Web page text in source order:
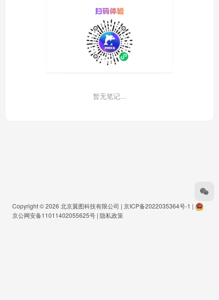
暂无笔记...
Copyright © 2026 北京翼图科技有限公司 | 京ICP备2022035364号-1 |
京公网安备11011402055625号 | 隐私政策